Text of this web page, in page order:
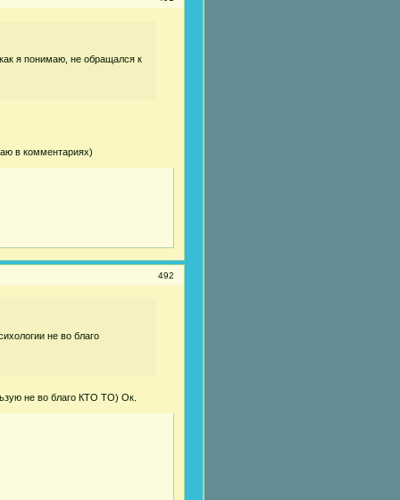
я понимаю, не обращался к
в комментариях)
492
не во благо
не во благо КТО ТО) Ок.